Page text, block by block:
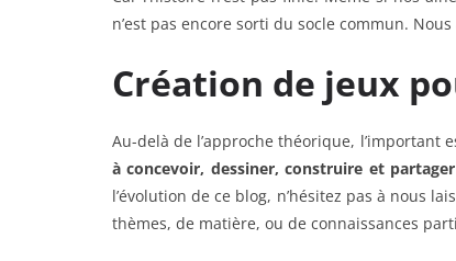
n’est pas encore sorti du socle commun.
Création de jeux
Au-delà de l’approche théorique, l’important
à concevoir, dessiner, construire et
l’évolution de ce blog, n’hésitez pas à nous
thèmes, de matière, ou de connaissances